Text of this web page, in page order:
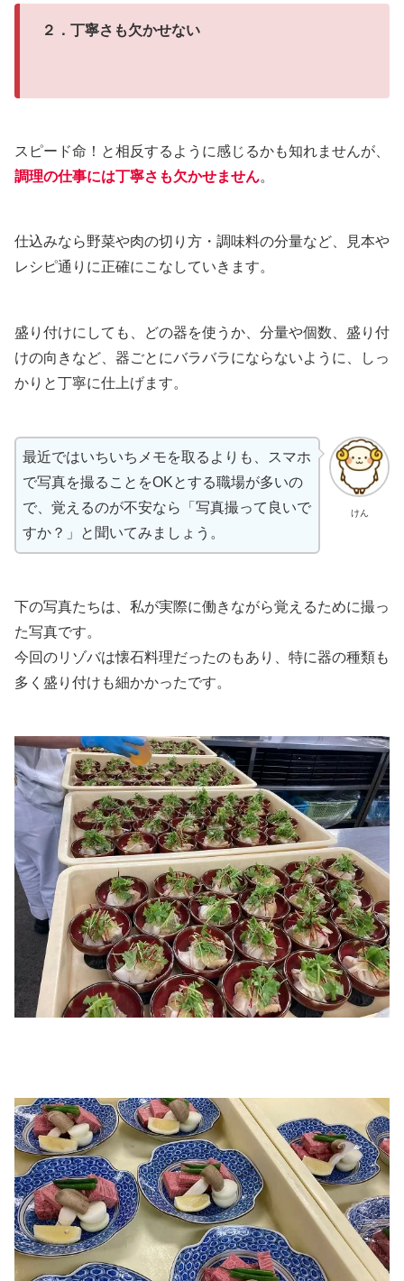
２．丁寧さも欠かせない
スピード命！と相反するように感じるかも知れませんが、
調理の仕事には丁寧さも欠かせません。
仕込みなら野菜や肉の切り方・調味料の分量など、見本や
レシピ通りに正確にこなしていきます。
盛り付けにしても、どの器を使うか、分量や個数、盛り付
けの向きなど、器ごとにバラバラにならないように、しっ
かりと丁寧に仕上げます。
けん
最近ではいちいちメモを取るよりも、スマホ
で写真を撮ることをOKとする職場が多いの
で、覚えるのが不安なら「写真撮って良いで
すか？」と聞いてみましょう。
下の写真たちは、私が実際に働きながら覚えるために撮っ
た写真です。
今回のリゾバは懐石料理だったのもあり、特に器の種類も
多く盛り付けも細かかったです。